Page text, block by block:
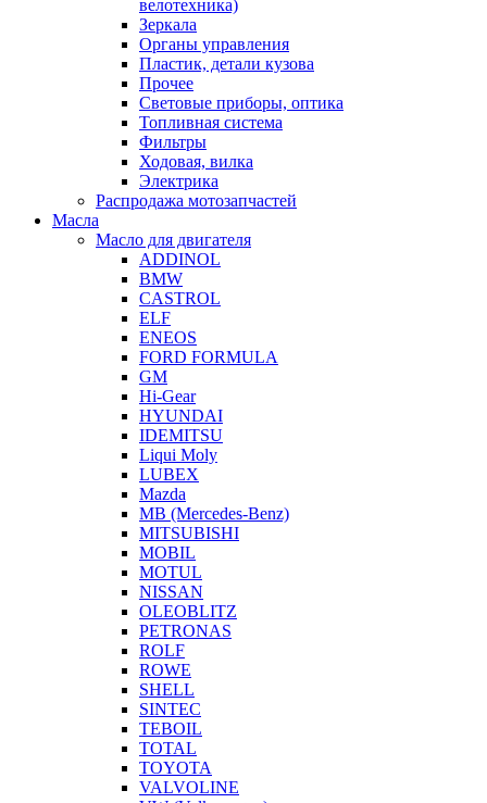
велотехника)
Зеркала
Органы управления
Пластик, детали кузова
Прочее
Световые приборы, оптика
Топливная система
Фильтры
Ходовая, вилка
Электрика
Распродажа мотозапчастей
Масла
Масло для двигателя
ADDINOL
BMW
CASTROL
ELF
ENEOS
FORD FORMULA
GM
Hi-Gear
HYUNDAI
IDEMITSU
Liqui Moly
LUBEX
Mazda
MB (Mercedes-Вenz)
MITSUBISHI
MOBIL
MOTUL
NISSAN
OLEOBLITZ
PETRONAS
ROLF
ROWE
SHELL
SINTEC
TEBOIL
TOTAL
TOYOTA
VALVOLINE